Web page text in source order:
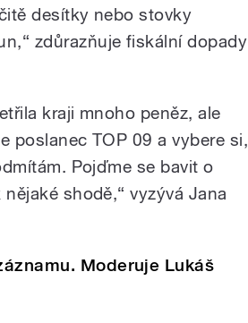
desítky nebo stovky
zdůrazňuje fiskální dopady
kraji mnoho peněz, ale
poslanec TOP 09 a vybere si,
Pojďme se bavit o
shodě,“ vyzývá Jana
Moderuje Lukáš